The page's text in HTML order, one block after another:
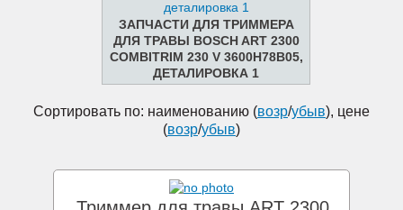
ЗАПЧАСТИ ДЛЯ ТРИММЕРА
ДЛЯ ТРАВЫ BOSCH ART 2300
COMBITRIM 230 V 3600H78B05,
ДЕТАЛИРОВКА 1
Сортировать по: наименованию (возр/убыв), цене
(возр/убыв)